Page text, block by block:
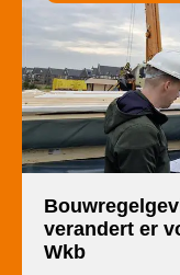
verandert er
Wkb